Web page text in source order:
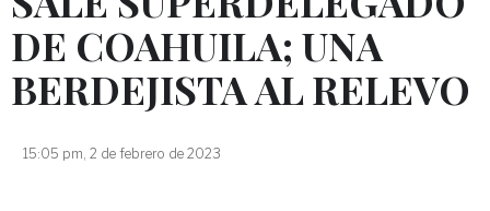
DE COAHUILA; UNA
BERDEJISTA AL RELEVO
15:05 pm, 2 de febrero de 2023